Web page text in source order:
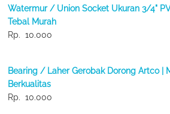
Watermur / Union Socket Ukuran 3/4"
Tebal Murah
Rp. 10.000
Bearing / Laher Gerobak Dorong Artco |
Berkualitas
Rp. 10.000